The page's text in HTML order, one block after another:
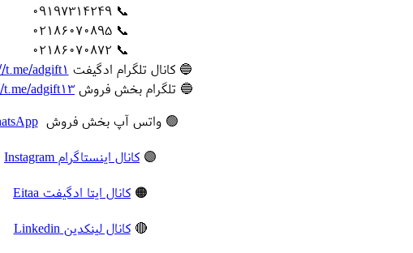
📞 09197314249
📞 02186070895
📞 02186070872
🔵 کانال تلگرام ادگیفت t.me/adgift1
🔵 تلگرام بخش فروش t.me/adgift13
🟢 واتس آپ بخش فروش
🟣 کانال اینستاگرام Instagram
🟠 کانال ایتا ادگیفت Eitaa
🔴 کانال لینکدین Linkedin